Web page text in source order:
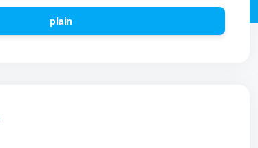
plain